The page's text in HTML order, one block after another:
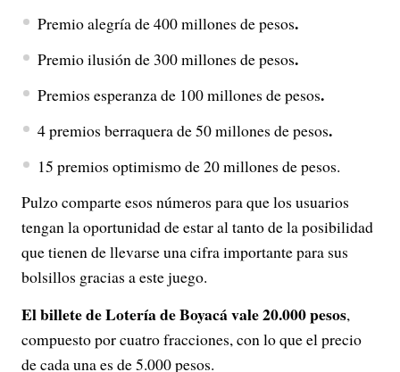
Premio alegría de 400 millones de pesos.
Premio ilusión de 300 millones de pesos.
Premios esperanza de 100 millones de pesos.
4 premios berraquera de 50 millones de pesos.
15 premios optimismo de 20 millones de pesos.
Pulzo comparte esos números para que los usuarios
tengan la oportunidad de estar al tanto de la posibilidad
que tienen de llevarse una cifra importante para sus
bolsillos gracias a este juego.
El billete de Lotería de Boyacá vale 20.000 pesos,
compuesto por cuatro fracciones, con lo que el precio
de cada una es de 5.000 pesos.